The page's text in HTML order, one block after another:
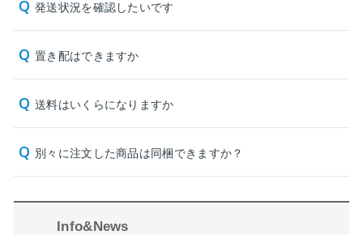
発送状況を確認したいです
置き配はできますか
送料はいくらになりますか
別々に注文した商品は同梱できますか？
Info&News